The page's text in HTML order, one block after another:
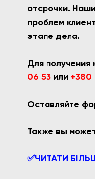
отсрочки.
проблем
этапе дела.
Для
06 53 или +380
Оставляйте
Также вы
✅ЧИТАТИ